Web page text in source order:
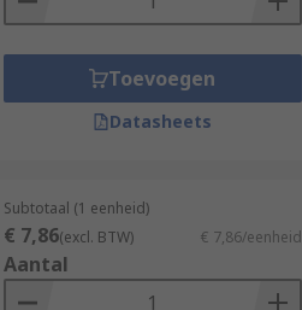
Toevoegen
Datasheets
Subtotaal (1 eenheid)
€ 7,86(excl. BTW) € 7,86/eenheid
Aantal